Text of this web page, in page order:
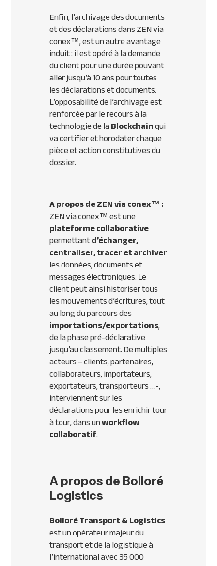
Enfin, l’archivage des documents
et des déclarations dans ZEN via
conex™, est un autre avantage
induit : il est opéré à la demande
du client pour une durée pouvant
aller jusqu’à 10 ans pour toutes
les déclarations et documents.
L’opposabilité de l’archivage est
renforcée par le recours à la
technologie de laBlockchainqui
va certifier et horodater chaque
pièce et action constitutives du
dossier.
A propos deZEN via conex™ :
ZEN via conex™ est une
plateforme collaborative
permettantd’échanger,
centraliser, tracer et archiver
les données, documents et
messages électroniques. Le
client peut ainsi historiser tous
les mouvements d’écritures, tout
au long du parcours des
importations/exportations,
de la phase pré-déclarative
jusqu’au classement. De multiples
acteurs – clients, partenaires,
collaborateurs, importateurs,
exportateurs, transporteurs …-,
interviennent sur les
déclarations pour les enrichir tour
à tour, dans unworkflow
collaboratif.
A propos de Bolloré
Logistics
Bolloré Transport & Logistics
est un opérateur majeur du
transport et de la logistique à
l’international avec 35 000